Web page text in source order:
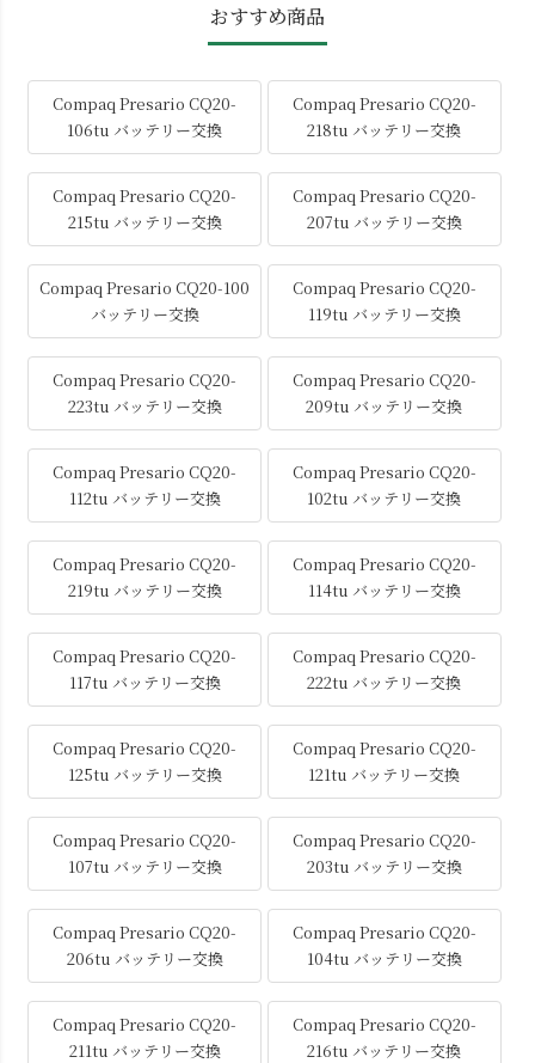
おすすめ商品
Compaq Presario CQ20-
106tu バッテリー交換
Compaq Presario CQ20-
218tu バッテリー交換
Compaq Presario CQ20-
215tu バッテリー交換
Compaq Presario CQ20-
207tu バッテリー交換
Compaq Presario CQ20-100
バッテリー交換
Compaq Presario CQ20-
119tu バッテリー交換
Compaq Presario CQ20-
223tu バッテリー交換
Compaq Presario CQ20-
209tu バッテリー交換
Compaq Presario CQ20-
112tu バッテリー交換
Compaq Presario CQ20-
102tu バッテリー交換
Compaq Presario CQ20-
219tu バッテリー交換
Compaq Presario CQ20-
114tu バッテリー交換
Compaq Presario CQ20-
117tu バッテリー交換
Compaq Presario CQ20-
222tu バッテリー交換
Compaq Presario CQ20-
125tu バッテリー交換
Compaq Presario CQ20-
121tu バッテリー交換
Compaq Presario CQ20-
107tu バッテリー交換
Compaq Presario CQ20-
203tu バッテリー交換
Compaq Presario CQ20-
206tu バッテリー交換
Compaq Presario CQ20-
104tu バッテリー交換
Compaq Presario CQ20-
211tu バッテリー交換
Compaq Presario CQ20-
216tu バッテリー交換